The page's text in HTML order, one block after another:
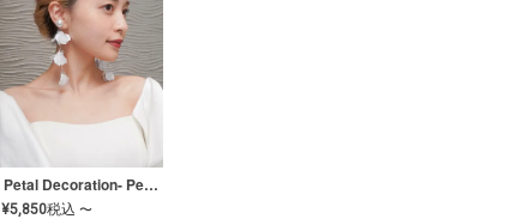
Petal Decoration- Pearl【JA-COER-3】
¥5,850税込 〜